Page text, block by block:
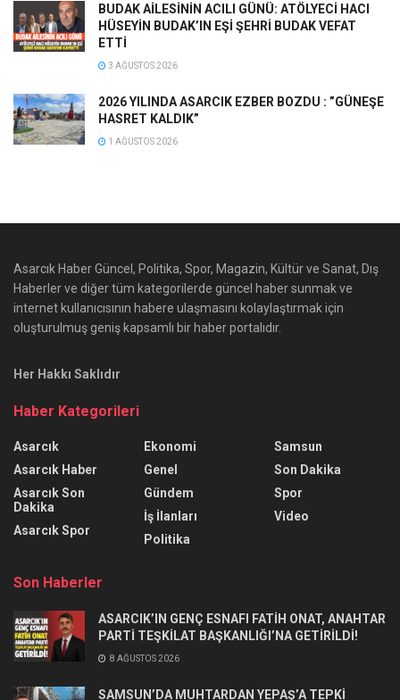
BUDAK AİLESİNİN ACILI GÜNÜ: ATÖLYECİ HACI
HÜSEYİN BUDAK’IN EŞİ ŞEHRİ BUDAK VEFAT
ETTİ
3 AĞUSTOS 2026
2026 YILINDA ASARCIK EZBER BOZDU : ”GÜNEŞE
HASRET KALDIK”
1 AĞUSTOS 2026
Asarcık Haber Güncel, Politika, Spor, Magazin, Kültür ve Sanat, Dış
Haberler ve diğer tüm kategorilerde güncel haber sunmak ve
internet kullanıcısının habere ulaşmasını kolaylaştırmak için
oluşturulmuş geniş kapsamlı bir haber portalıdır.
Her Hakkı Saklıdır
Haber Kategorileri
Asarcık
Asarcık Haber
Asarcık Son
Dakika
Asarcık Spor
Ekonomi
Genel
Gündem
İş İlanları
Politika
Samsun
Son Dakika
Spor
Video
Son Haberler
ASARCIK’IN GENÇ ESNAFI FATİH ONAT, ANAHTAR
PARTİ TEŞKİLAT BAŞKANLIĞI’NA GETİRİLDİ!
8 AĞUSTOS 2026
SAMSUN’DA MUHTARDAN YEPAŞ’A TEPKİ